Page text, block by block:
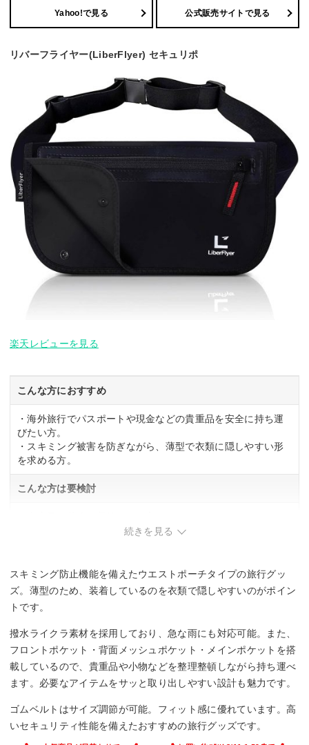
Yahoo!で見る 公式販売サイトで見る
リバーフライヤー(LiberFlyer) セキュリポ
楽天レビューを見る
こんな方におすすめ
・海外旅行でパスポートや現金などの貴重品を安全に持ち運
びたい方。
・スキミング被害を防ぎながら、薄型で衣類に隠しやすい形
を求める方。
こんな方は要検討
続きを見る
スキミング防止機能を備えたウエストポーチタイプの旅行グッ
ズ。薄型のため、装着しているのを衣類で隠しやすいのがポイン
トです。
撥水ライクラ素材を採用しており、急な雨にも対応可能。また、
フロントポケット・背面メッシュポケット・メインポケットを搭
載しているので、貴重品や小物などを整理整頓しながら持ち運べ
ます。必要なアイテムをサッと取り出しやすい設計も魅力です。
ゴムベルトはサイズ調節が可能。フィット感に優れています。高
いセキュリティ性能を備えたおすすめの旅行グッズです。